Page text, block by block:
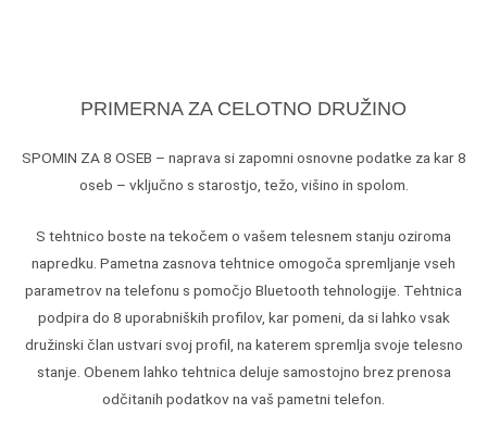
PRIMERNA ZA CELOTNO DRUŽINO
SPOMIN ZA 8 OSEB – naprava si zapomni osnovne podatke za kar 8
oseb – vključno s starostjo, težo, višino in spolom.
S tehtnico boste na tekočem o vašem telesnem stanju oziroma
napredku. Pametna zasnova tehtnice omogoča spremljanje vseh
parametrov na telefonu s pomočjo Bluetooth tehnologije. Tehtnica
podpira do 8 uporabniških profilov, kar pomeni, da si lahko vsak
družinski član ustvari svoj profil, na katerem spremlja svoje telesno
stanje. Obenem lahko tehtnica deluje samostojno brez prenosa
odčitanih podatkov na vaš pametni telefon.